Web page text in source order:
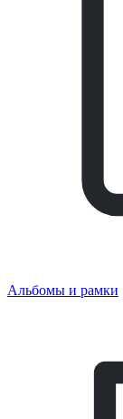
Альбомы и рамки